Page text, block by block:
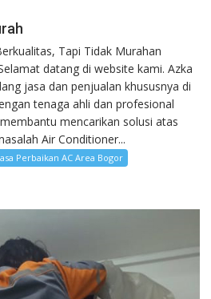
Tapi Tidak Murahan
datang di website kami. Azka
jasa dan penjualan khususnya di
tenaga ahli dan profesional
mencarikan solusi atas
Air Conditioner...
Perbaikan AC Area Bogor